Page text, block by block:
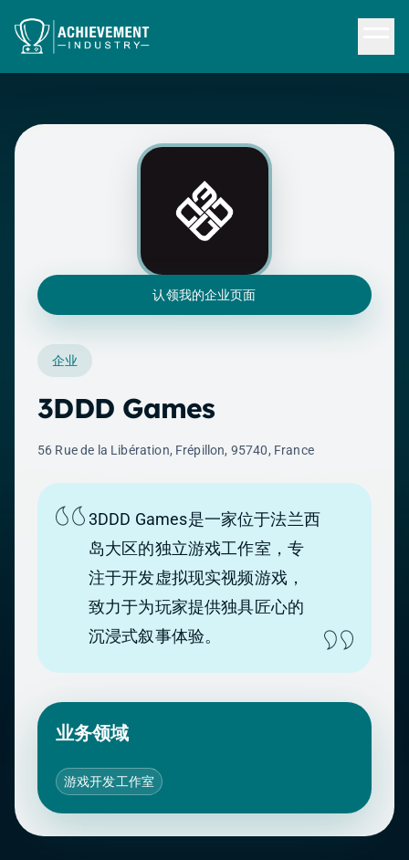
认领我的企业页面
企业
3DDD Games
56 Rue de la Libération, Frépillon, 95740, France
3DDD Games是一家位于法兰西
岛大区的独立游戏工作室，专
注于开发虚拟现实视频游戏，
致力于为玩家提供独具匠心的
沉浸式叙事体验。
业务领域
游戏开发工作室